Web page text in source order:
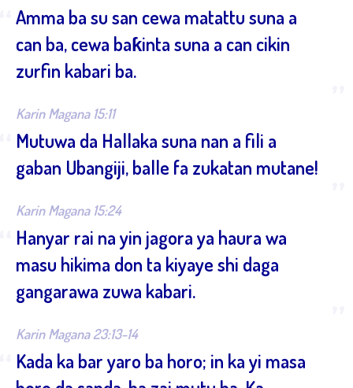
Amma ba su san cewa matattu suna a
can ba, cewa baƙinta suna a can cikin
zurfin kabari ba.
Karin Magana 15:11
Mutuwa da Hallaka suna nan a fili a
gaban Ubangiji, balle fa zukatan mutane!
Karin Magana 15:24
Hanyar rai na yin jagora ya haura wa
masu hikima don ta kiyaye shi daga
gangarawa zuwa kabari.
Karin Magana 23:13-14
Kada ka bar yaro ba horo; in ka yi masa